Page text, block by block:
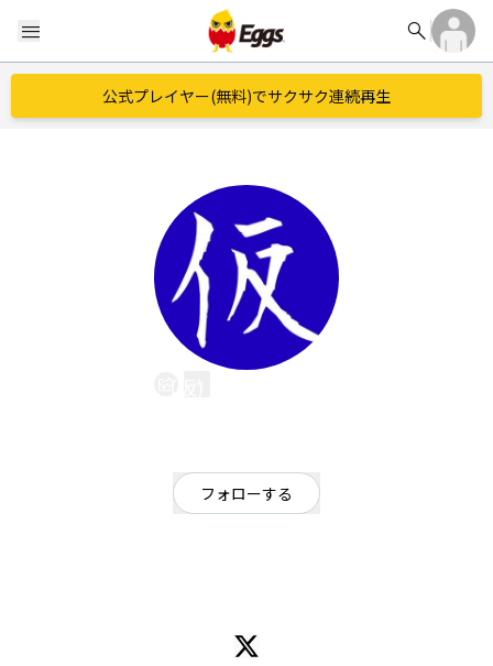
menu search
公式プレイヤー(無料)でサクサク連続再生
フォローする